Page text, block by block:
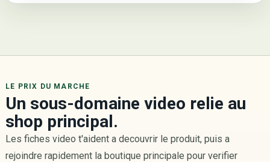
LE PRIX DU MARCHE
Un sous-domaine video relie au
shop principal.
Les fiches video t'aident a decouvrir le produit, puis a
rejoindre rapidement la boutique principale pour verifier